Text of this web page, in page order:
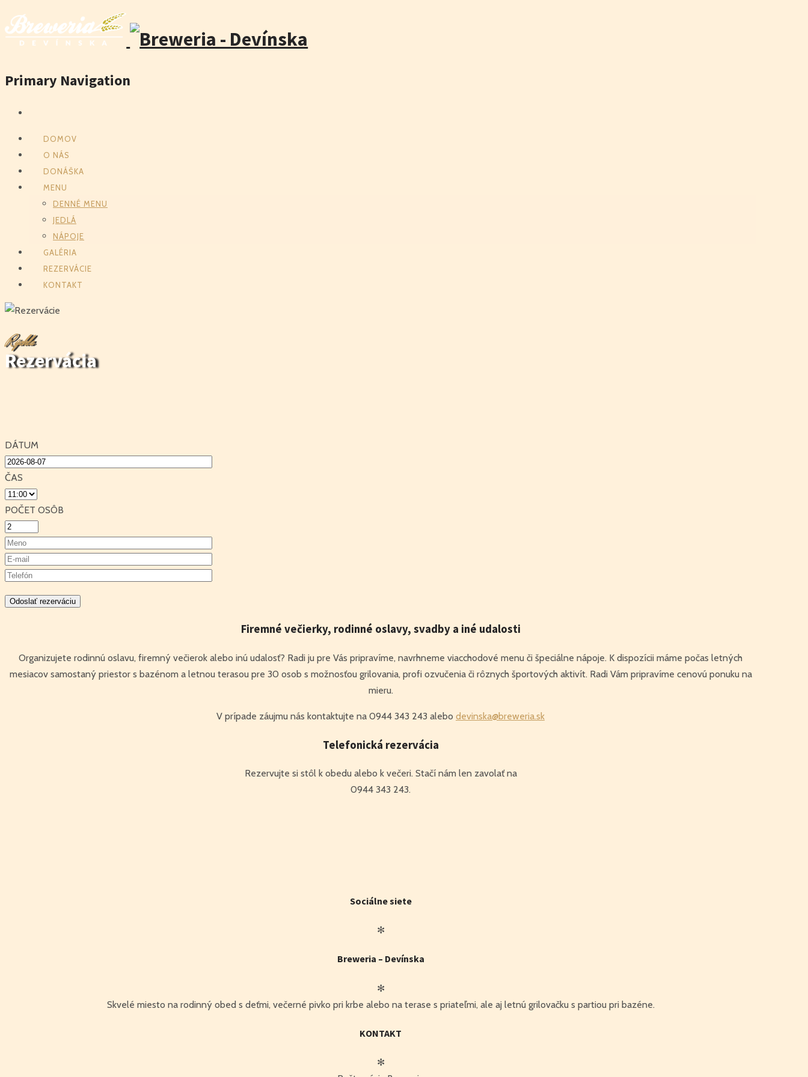
Primary Navigation
DOMOV
O NÁS
DONÁŠKA
MENU
DENNÉ MENU
JEDLÁ
NÁPOJE
GALÉRIA
REZERVÁCIE
KONTAKT
Rýchla
Rezervácia
DÁTUM
ČAS
POČET OSÔB
Firemné večierky, rodinné oslavy, svadby a iné udalosti
Organizujete rodinnú oslavu, firemný večierok alebo inú udalosť? Radi ju pre Vás pripravíme, navrhneme viacchodové menu či špeciálne nápoje. K dispozícii máme počas letných
mesiacov samostaný priestor s bazénom a letnou terasou pre 30 osob s možnosťou grilovania, profi ozvučenia či rôznych športových aktivít. Radi Vám pripravíme cenovú ponuku na
mieru.
V prípade záujmu nás kontaktujte na 0944 343 243 alebo devinska@breweria.sk
Telefonická rezervácia
Rezervujte si stôl k obedu alebo k večeri. Stačí nám len zavolať na
0944 343 243.
Sociálne siete
✻
Breweria – Devínska
✻
Skvelé miesto na rodinný obed s deťmi, večerné pivko pri krbe alebo na terase s priateľmi, ale aj letnú grilovačku s partiou pri bazéne.
KONTAKT
✻